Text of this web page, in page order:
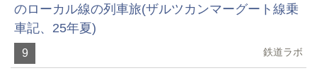
のローカル線の列車旅(ザルツカンマーグート線乗
車記、25年夏)
9 鉄道ラボ